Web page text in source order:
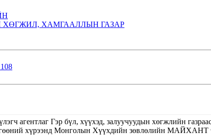
ХӨГЖИЛ, ХАМГААЛЛЫН ГАЗАР
агентлаг Гэр бүл, хүүхэд, залуучуудын хөгжлийн
хүрээнд Монголын Хүүхдийн зөвлөлийн МАЙХАНТ